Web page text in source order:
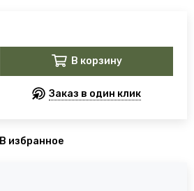
В корзину
Заказ в один клик
В избранное